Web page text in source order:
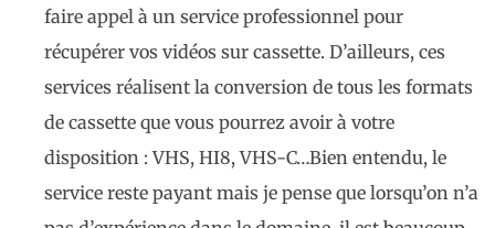
faire appel à un service professionnel pour
récupérer vos vidéos sur cassette. D’ailleurs, ces
services réalisent la conversion de tous les formats
de cassette que vous pourrez avoir à votre
disposition : VHS, HI8, VHS-C…Bien entendu, le
service reste payant mais je pense que lorsqu’on n’a